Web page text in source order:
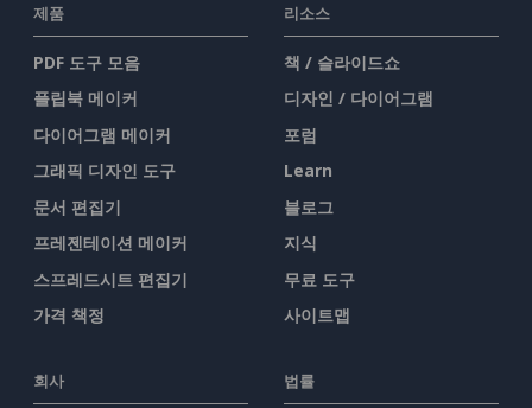
제품
PDF 도구 모음
플립북 메이커
다이어그램 메이커
그래픽 디자인 도구
문서 편집기
프레젠테이션 메이커
스프레드시트 편집기
가격 책정
리소스
책 / 슬라이드쇼
디자인 / 다이어그램
포럼
Learn
블로그
지식
무료 도구
사이트맵
회사 법률